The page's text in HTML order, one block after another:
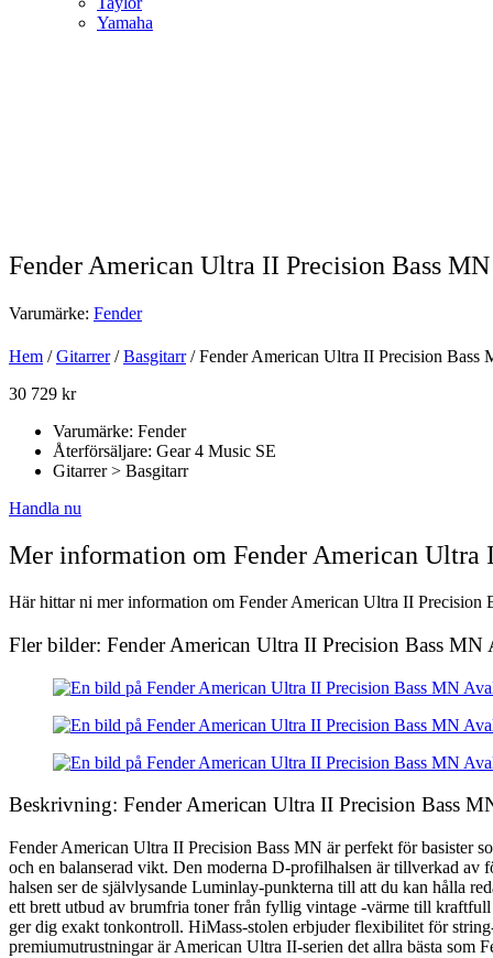
Yamaha
Fender American Ultra II Precision Bass
Varumärke: Fender
Hem /Gitarrer/Basgitarr/ Fender American Ultra II Precision Bass
30 729 kr
Varumärke: Fender
Återförsäljare: Gear 4 Music SE
Gitarrer > Basgitarr
Handla nu
Mer information om Fender American Ultra
Här hittar ni mer information om Fender American Ultra II
Fler bilder: Fender American Ultra II Precision Bass MN
Beskrivning: Fender American Ultra II Precision Bass
Fender American Ultra II Precision Bass MN är perfekt för basister
och en balanserad vikt. Den moderna D-profilhalsen är tillverkad av
halsen ser de självlysande Luminlay-punkterna till att du kan hålla
ett brett utbud av brumfria toner från fyllig vintage -värme till
ger dig exakt tonkontroll. HiMass-stolen erbjuder flexibilitet för
premiumutrustningar är American Ultra II-serien det allra bästa som